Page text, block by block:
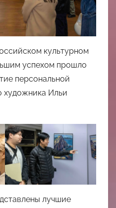
культурном
успехом прошло
персональной
художника Ильи
лучшие